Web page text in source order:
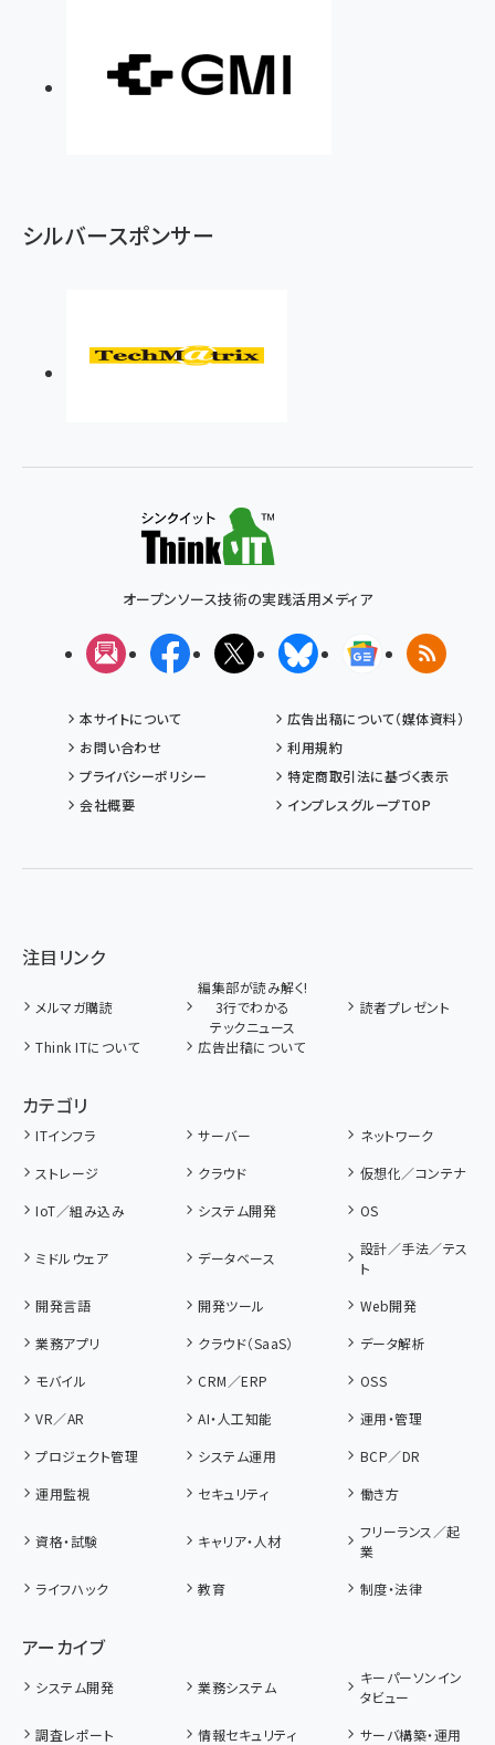
シルバースポンサー
オープンソース技術の実践活用メディア
メルマガFacebookX(エックス)BlueskyGoogleニュ
RSS
本サイトについて
広告出稿について（媒体資料）
お問い合わせ
利用規約
プライバシーポリシー
特定商取引法に基づく表示
会社概要
インプレスグループTOP
注目リンク
メルマガ購読
編集部が読み解く!
3行でわかる
テックニュース
読者プレゼント
Think ITについて 広告出稿について
カテゴリ
ITインフラ サーバー
ネットワーク
ストレージ
クラウド
仮想化／コンテナ
IoT／組み込み
システム開発 OS
ミドルウェア データベース
設計／手法／テス
ト
開発言語
開発ツール
Web開発
業務アプリ
クラウド（SaaS）
データ解析
モバイル
CRM／ERP
OSS
VR／AR
AI・人工知能
運用・管理
プロジェクト管理
システム運用
BCP／DR
運用監視
セキュリティ 働き方
資格・試験 キャリア・人材
フリーランス／起
業
ライフハック
教育 制度・法律
アーカイブ
システム開発 業務システム
キーパーソンイン
タビュー
調査レポート
情報セキュリティ
サーバ構築・運用